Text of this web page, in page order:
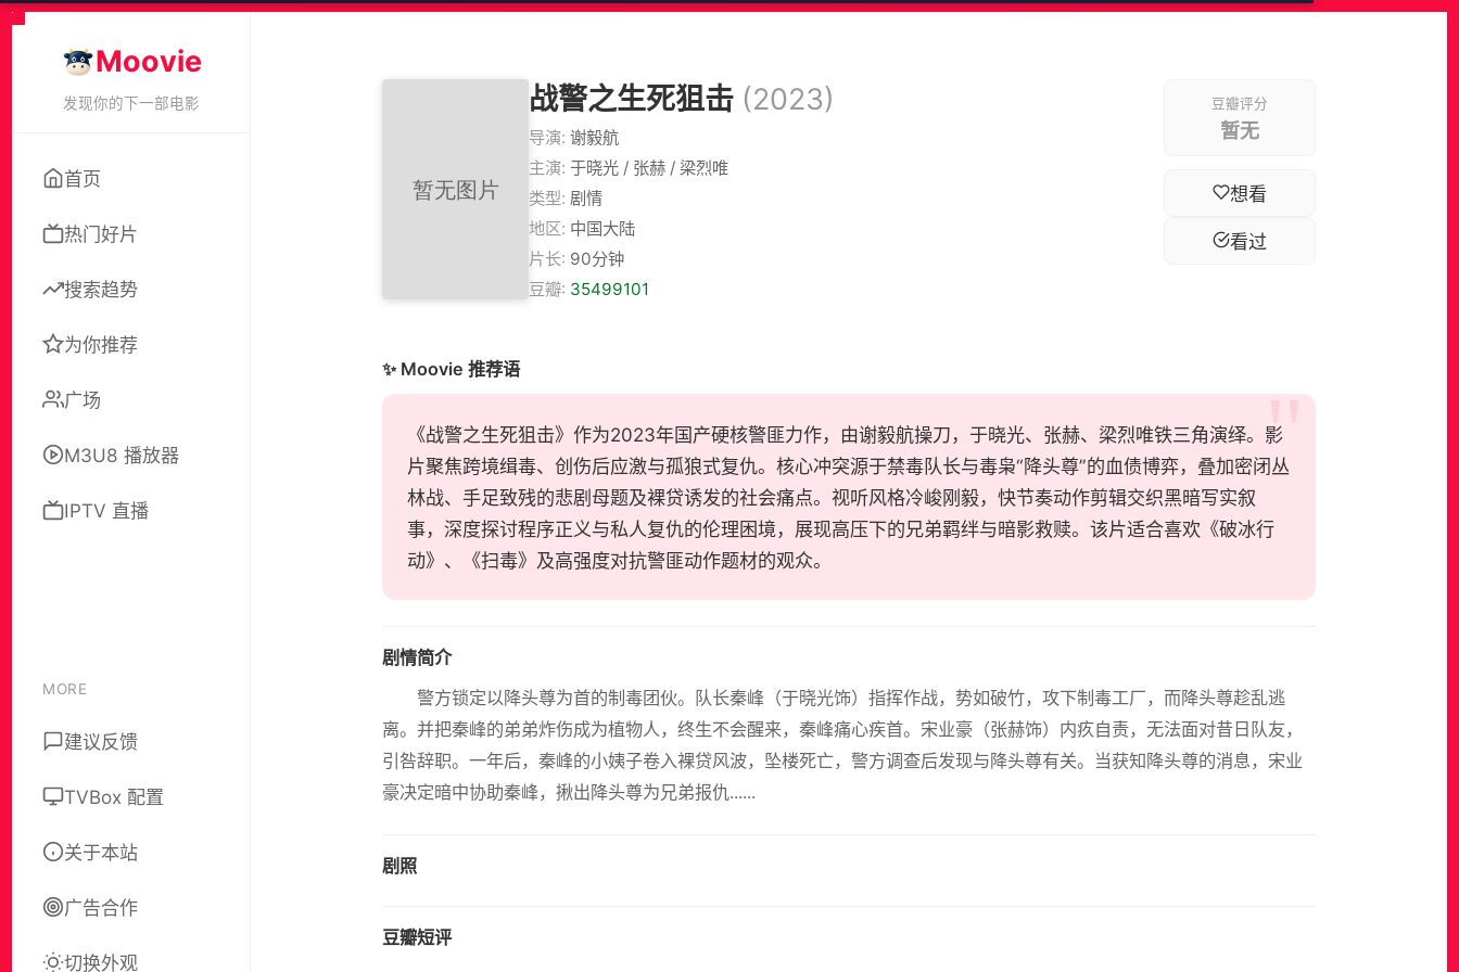
Moovie
发现你的下一部电影
首页
热门好片
搜索趋势
为你推荐
广场
M3U8 播放器
IPTV 直播
MORE
建议反馈
TVBox 配置
关于本站
广告合作
切换外观
战警之生死狙击 (2023)
导演: 谢毅航
主演: 于晓光 / 张赫 / 梁烈唯
类型: 剧情
地区: 中国大陆
片长: 90分钟
豆瓣: 35499101
豆瓣评分
暂无
想看
看过
✨ Moovie 推荐语
《战警之生死狙击》作为2023年国产硬核警匪力作，由谢毅航操刀，于晓光、张赫、梁烈唯铁三角演绎。影
片聚焦跨境缉毒、创伤后应激与孤狼式复仇。核心冲突源于禁毒队长与毒枭“降头尊”的血债博弈，叠加密闭丛
林战、手足致残的悲剧母题及裸贷诱发的社会痛点。视听风格冷峻刚毅，快节奏动作剪辑交织黑暗写实叙
事，深度探讨程序正义与私人复仇的伦理困境，展现高压下的兄弟羁绊与暗影救赎。该片适合喜欢《破冰行
动》、《扫毒》及高强度对抗警匪动作题材的观众。
剧情简介
警方锁定以降头尊为首的制毒团伙。队长秦峰（于晓光饰）指挥作战，势如破竹，攻下制毒工厂，而降头尊趁乱逃
离。并把秦峰的弟弟炸伤成为植物人，终生不会醒来，秦峰痛心疾首。宋业豪（张赫饰）内疚自责，无法面对昔日队友，
引咎辞职。一年后，秦峰的小姨子卷入裸贷风波，坠楼死亡，警方调查后发现与降头尊有关。当获知降头尊的消息，宋业
豪决定暗中协助秦峰，揪出降头尊为兄弟报仇......
剧照
豆瓣短评